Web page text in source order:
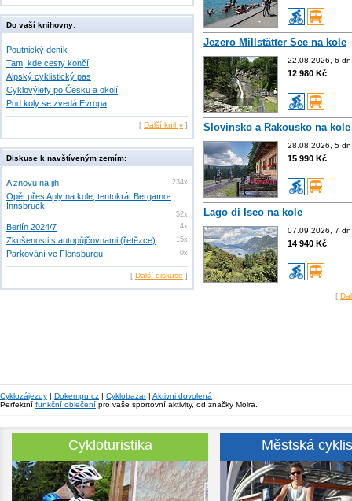
Do vaší knihovny:
Poutnický deník
Tam, kde cesty končí
Alpský cyklistický pas
Cyklovýlety po Česku a okolí
Pod koly se zvedá Evropa
[ Další knihy ]
Diskuse k navštíveným zemím:
A znovu na jih 234x
Opět přes Aply na kole, tentokrát Bergamo-
Innsbruck
52x
Berlín 2024/7 4x
Zkušenosti s autopůjčovnami (řetězce) 15x
Parkování ve Flensburgu 0x
[ Další diskuse ]
Jezero Millstätter See na kole
22.08.2026, 6
12 980 Kč
Slovinsko a Rakousko na kole
28.08.2026, 5
15 990 Kč
Lago di Iseo na kole
07.09.2026, 7
14 940 Kč
[
Cyklozájezdy | Dokempu.cz | Cyklobazar| Aktivni dovolená
Perfektní funkční oblečení pro vaše sportovní aktivity, od značky Moira.
Cykloturistika Městská